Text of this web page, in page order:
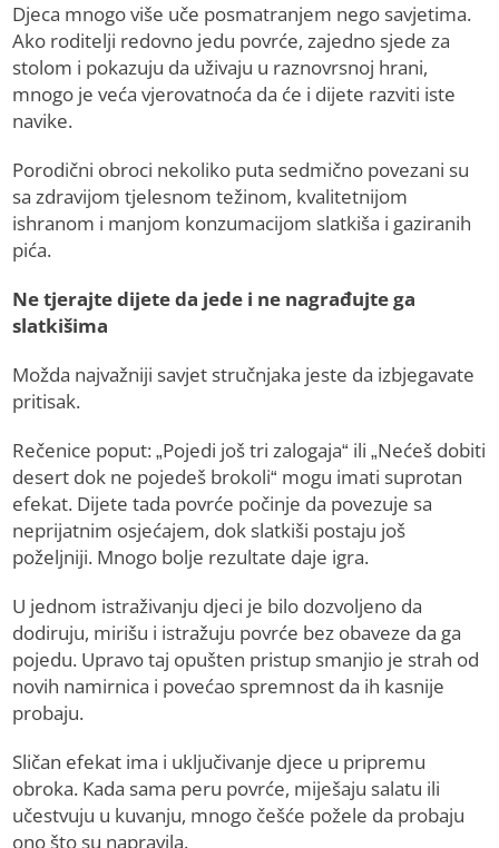
Djeca mnogo više uče posmatranjem nego savjetima.
Ako roditelji redovno jedu povrće, zajedno sjede za
stolom i pokazuju da uživaju u raznovrsnoj hrani,
mnogo je veća vjerovatnoća da će i dijete razviti iste
navike.
Porodični obroci nekoliko puta sedmično povezani su
sa zdravijom tjelesnom težinom, kvalitetnijom
ishranom i manjom konzumacijom slatkiša i gaziranih
pića.
Ne tjerajte dijete da jede i ne nagrađujte ga
slatkišima
Možda najvažniji savjet stručnjaka jeste da izbjegavate
pritisak.
Rečenice poput: „Pojedi još tri zalogaja“ ili „Nećeš dobiti
desert dok ne pojedeš brokoli“ mogu imati suprotan
efekat. Dijete tada povrće počinje da povezuje sa
neprijatnim osjećajem, dok slatkiši postaju još
poželjniji. Mnogo bolje rezultate daje igra.
U jednom istraživanju djeci je bilo dozvoljeno da
dodiruju, mirišu i istražuju povrće bez obaveze da ga
pojedu. Upravo taj opušten pristup smanjio je strah od
novih namirnica i povećao spremnost da ih kasnije
probaju.
Sličan efekat ima i uključivanje djece u pripremu
obroka. Kada sama peru povrće, miješaju salatu ili
učestvuju u kuvanju, mnogo češće požele da probaju
ono što su napravila.